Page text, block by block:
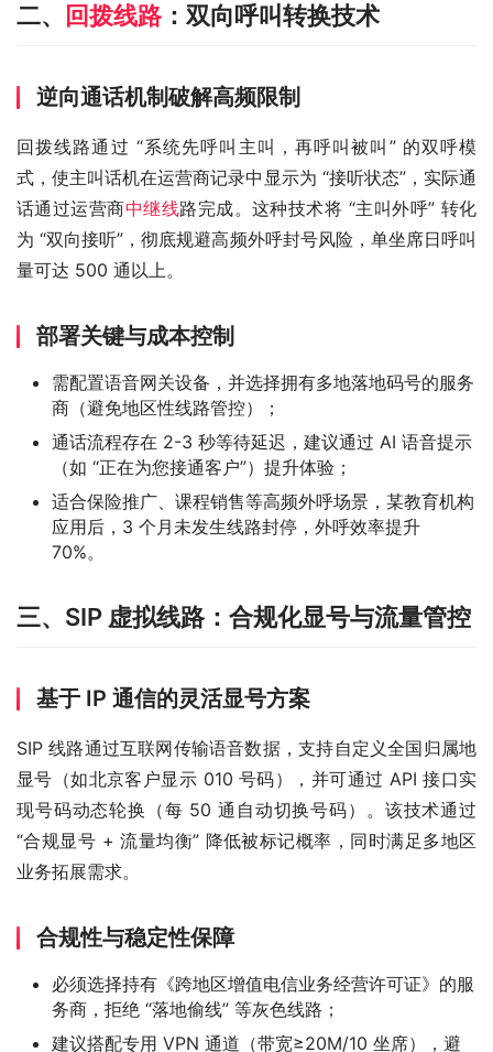
二、 回拨线路：双向呼叫转换技术
逆向通话机制破解高频限制
回拨线路通过 “系统先呼叫主叫，再呼叫被叫” 的双呼模
式，使主叫话机在运营商记录中显示为 “接听状态”，实际通
话通过运营商中继线路完成。这种技术将 “主叫外呼” 转化
为 “双向接听”，彻底规避高频外呼封号风险，单坐席日呼叫
量可达 500 通以上。
部署关键与成本控制
需配置语音网关设备，并选择拥有多地落地码号的服务
商（避免地区性线路管控）；
通话流程存在 2-3 秒等待延迟，建议通过 AI 语音提示
（如 “正在为您接通客户”）提升体验；
适合保险推广、课程销售等高频外呼场景，某教育机构
应用后，3 个月未发生线路封停，外呼效率提升
70%。
三、SIP 虚拟线路：合规化显号与流量管控
基于 IP 通信的灵活显号方案
SIP 线路通过互联网传输语音数据，支持自定义全国归属地
显号（如北京客户显示 010 号码），并可通过 API 接口实
现号码动态轮换（每 50 通自动切换号码）。该技术通过
“合规显号 + 流量均衡” 降低被标记概率，同时满足多地区
业务拓展需求。
合规性与稳定性保障
必须选择持有《跨地区增值电信业务经营许可证》的服
务商，拒绝 “落地偷线” 等灰色线路；
建议搭配专用 VPN 通道（带宽≥20M/10 坐席），避